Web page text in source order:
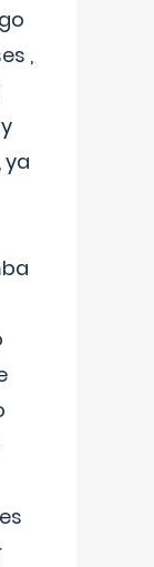
,
ya